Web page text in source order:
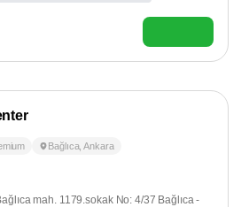
Bağlıca,Ankara
mah. 1179.sokak No: 4/37 Bağlıca -